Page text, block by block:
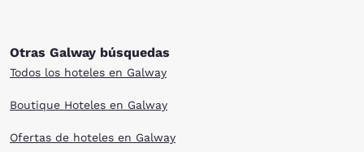
Otras Galway búsquedas
Todos los hoteles en Galway
Boutique Hoteles en Galway
Ofertas de hoteles en Galway